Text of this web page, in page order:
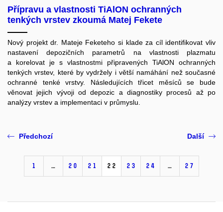
Přípravu a vlastnosti TiAlON ochranných
tenkých vrstev zkoumá Matej Fekete
Nový projekt dr. Mateje Feketeho si klade za cíl identifikovat vliv
nastavení depozičních parametrů na vlastnosti plazmatu
a korelovat je s vlastnostmi připravených TiAlON ochranných
tenkých vrstev, které by vydržely i větší namáhání než současné
ochranné tenké vrstvy. Následujících třicet měsíců se bude
věnovat jejich vývoji od depozic a diagnostiky procesů až po
analýzy vrstev a implementaci v průmyslu.
Předchozí
1 … 20 21 22 23 24 … 27
Další